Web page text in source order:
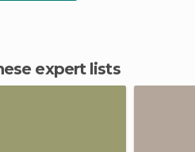
expert lists